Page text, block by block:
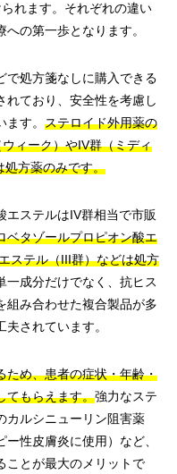
れます。それぞれの違い
の第一歩となります。
で処方箋なしに購入できる
れており、安全性を考慮し
す。 ステロイド外用薬の
ィーク）やIV群（ミディ
処方薬のみです。
エステルはIV群相当で市販
ベタゾールプロピオン酸エ
ステル（III群）などは処方
一成分だけでなく、抗ヒス
組み合わせた複合製品が多
されています。
ため、患者の症状・年齢・
てもらえます。強力なステ
カルシニューリン阻害薬
ー性皮膚炎に使用）など、
ことが最大のメリットで